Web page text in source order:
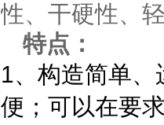
性、干硬性、
特点：
1、构造简单
便；可以在要